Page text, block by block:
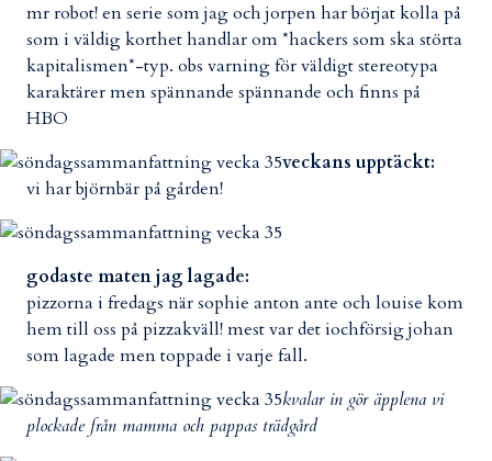
mr robot! en serie som jag och jorpen har börjat kolla på
som i väldig korthet handlar om *hackers som ska störta
kapitalismen*-typ. obs varning för väldigt stereotypa
karaktärer men spännande spännande och finns på
HBO
veckans upptäckt:
vi har björnbär på gården!
godaste maten jag lagade:
pizzorna i fredags när sophie anton ante och louise kom
hem till oss på pizzakväll! mest var det iochförsig johan
som lagade men toppade i varje fall.
kvalar in gör äpplena vi
plockade från mamma och pappas trädgård